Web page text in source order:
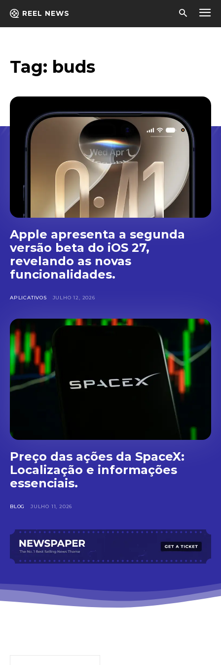
REEL NEWS
Tag: buds
Apple apresenta a segunda
versão beta do iOS 27,
revelando as novas
funcionalidades.
APLICATIVOS JULHO 12, 2026
Preço das ações da SpaceX:
Localização e informações
essenciais.
BLOG JULHO 11, 2026